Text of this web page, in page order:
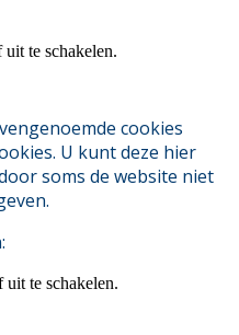
te schakelen.
cookies
U kunt deze hier
soms de website niet
te schakelen.